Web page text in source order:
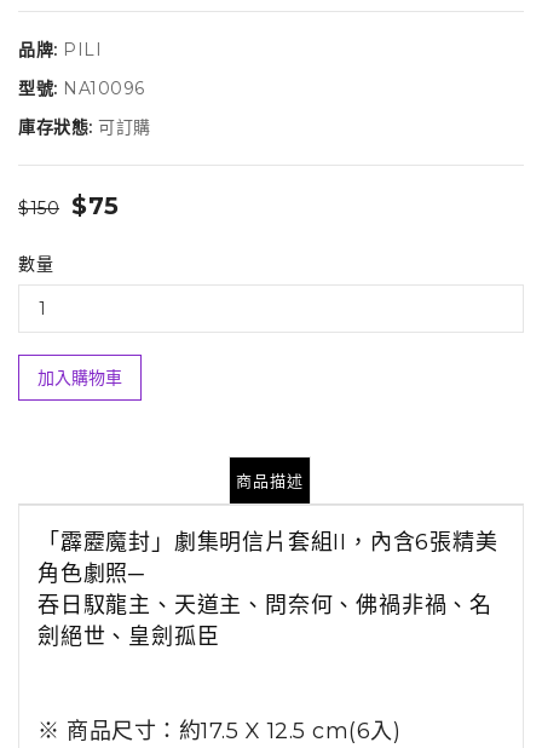
品牌: PILI
型號: NA10096
庫存狀態: 可訂購
$150 $75
數量
加入購物車
商品描述
「霹靂魔封」劇集明信片套組II，內含6張精美
角色劇照─
吞日馭龍主、天道主、問奈何、佛禍非禍、名
劍絕世、皇劍孤臣
※ 商品尺寸：約17.5 X 12.5 cm(6入)